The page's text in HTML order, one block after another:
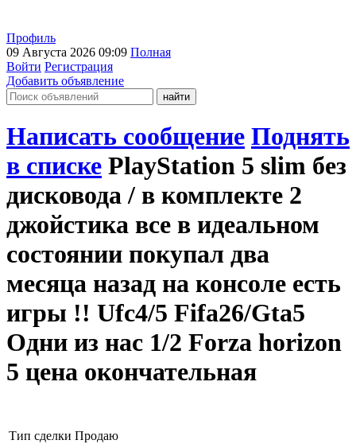
Профиль
09 Августа 2026 09:09 Полная
Войти Регистрация
Добавить объявление
Написать сообщение Поднять
в списке PlayStation 5 slim без
дисковода / в комплекте 2
джойстика все в идеальном
состоянии покупал два
месяца назад на консоле есть
игры !! Ufc4/5 Fifa26/Gta5
Одни из нас 1/2 Forza horizon
5 цена окончательная
Тип сделки Продаю